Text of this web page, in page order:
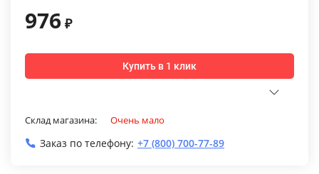
976 ₽
Купить в 1 клик
Склад магазина: Очень мало
Заказ по телефону: +7 (800) 700-77-89